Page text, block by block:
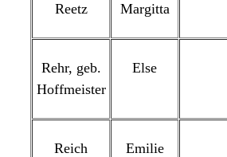
Reetz Margitta
Rehr, geb.
Hoffmeister
Else
Reich Emilie